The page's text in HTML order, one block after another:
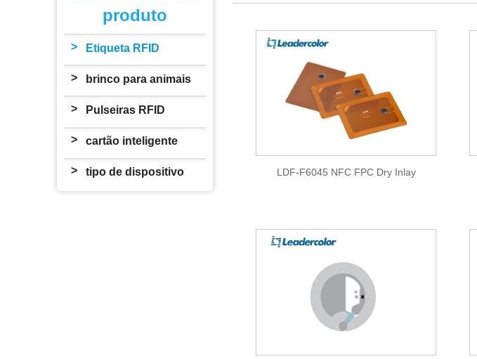
produto
> Etiqueta RFID
> brinco para animais
> Pulseiras RFID
> cartão inteligente
> tipo de dispositivo LDF-F6045 NFC FPC Dry Inlay